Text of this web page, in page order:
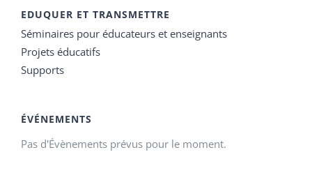
EDUQUER ET TRANSMETTRE
Séminaires pour éducateurs et enseignants
Projets éducatifs
Supports
ÉVÉNEMENTS
Pas d'Évènements prévus pour le moment.